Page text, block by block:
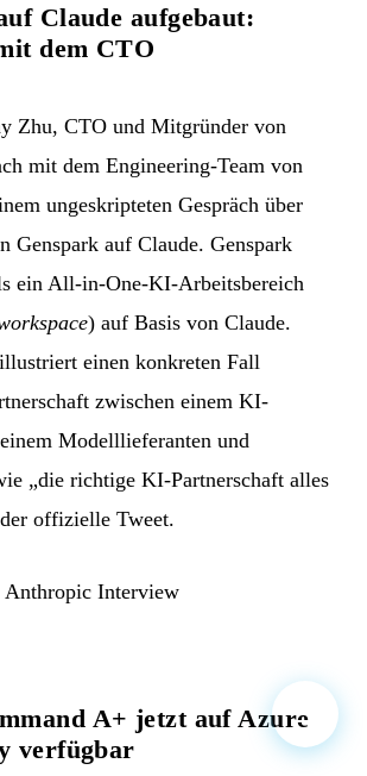
Claude aufgebaut:
dem CTO
Zhu, CTO und Mitgründer von
mit dem Engineering-Team von
ungeskripteten Gespräch über
Genspark auf Claude. Genspark
ein All-in-One-KI-Arbeitsbereich
) auf Basis von Claude.
einen konkreten Fall
zwischen einem KI-
Modelllieferanten und
„die richtige KI-Partnerschaft alles
offizielle Tweet.
Anthropic Interview
A+ jetzt auf Azure
verfügbar